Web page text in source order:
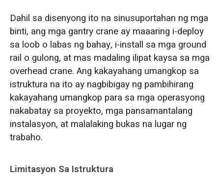
Dahil sa disenyong ito na sinusuportahan ng mga
binti, ang mga gantry crane ay maaaring i-deploy
sa loob o labas ng bahay, i-install sa mga ground
rail o gulong, at mas madaling ilipat kaysa sa mga
overhead crane. Ang kakayahang umangkop sa
istruktura na ito ay nagbibigay ng pambihirang
kakayahang umangkop para sa mga operasyong
nakabatay sa proyekto, mga pansamantalang
instalasyon, at malalaking bukas na lugar ng
trabaho.
Limitasyon Sa Istruktura